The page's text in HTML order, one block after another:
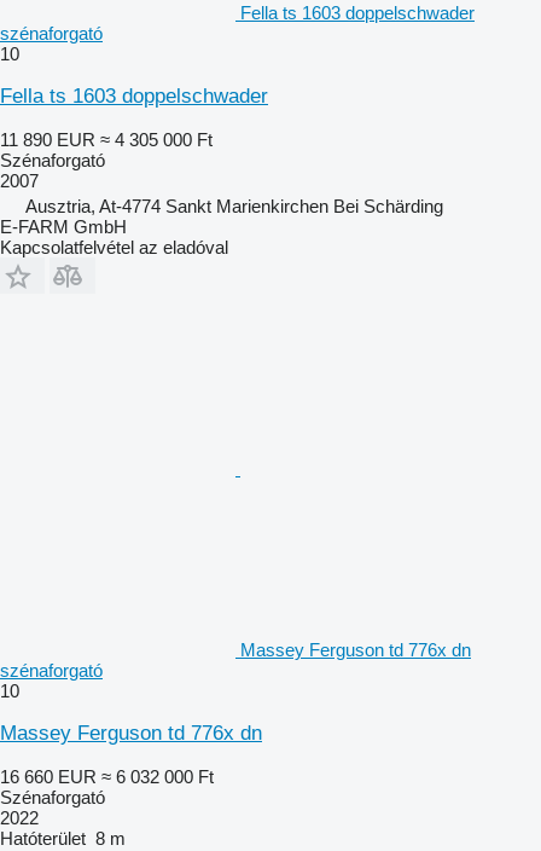
Fella ts 1603 doppelschwader
szénaforgató
10
Fella ts 1603 doppelschwader
11 890 EUR ≈ 4 305 000 Ft
Szénaforgató
2007
Ausztria, At-4774 Sankt Marienkirchen Bei Schärding
E-FARM GmbH
Kapcsolatfelvétel az eladóval
Massey Ferguson td 776x dn
szénaforgató
10
Massey Ferguson td 776x dn
16 660 EUR ≈ 6 032 000 Ft
Szénaforgató
2022
Hatóterület 8 m